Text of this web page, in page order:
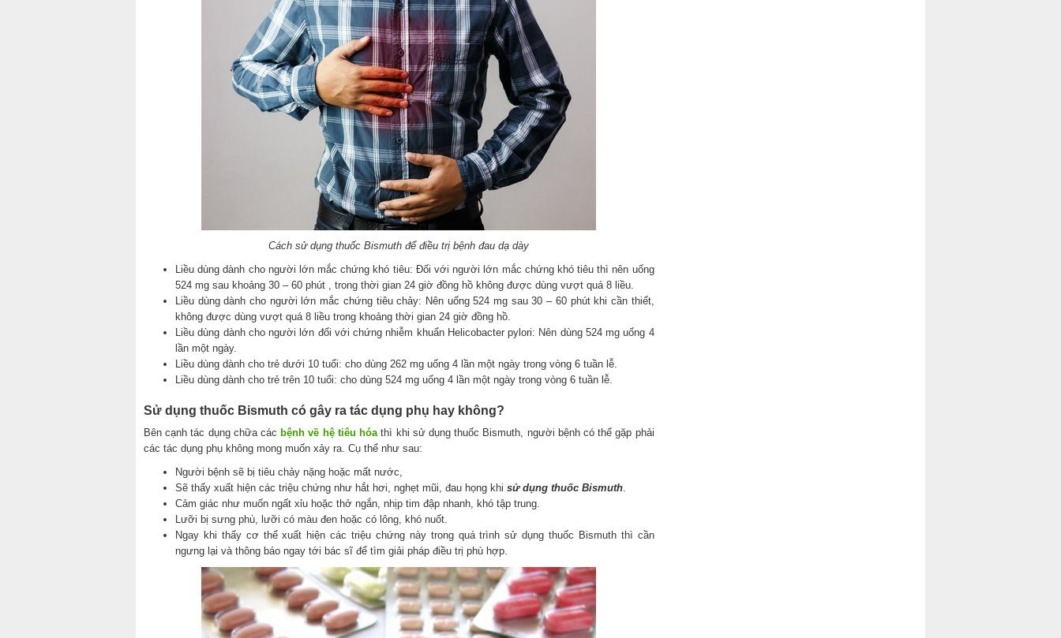
Cách sử dụng thuốc Bismuth để điều trị bệnh đau dạ dày
Liều dùng dành cho người lớn mắc chứng khó tiêu: Đối với người lớn mắc chứng khó tiêu thì nên uống
524 mg sau khoảng 30 – 60 phút , trong thời gian 24 giờ đồng hồ không được dùng vượt quá 8 liều.
Liều dùng dành cho người lớn mắc chứng tiêu chảy: Nên uống 524 mg sau 30 – 60 phút khi cần thiết,
không được dùng vượt quá 8 liều trong khoảng thời gian 24 giờ đồng hồ.
Liều dùng dành cho người lớn đối với chứng nhiễm khuẩn Helicobacter pylori: Nên dùng 524 mg uống 4
lần một ngày.
Liều dùng dành cho trẻ dưới 10 tuổi: cho dùng 262 mg uống 4 lần một ngày trong vòng 6 tuần lễ.
Liều dùng dành cho trẻ trên 10 tuổi: cho dùng 524 mg uống 4 lần một ngày trong vòng 6 tuần lễ.
Sử dụng thuốc Bismuth có gây ra tác dụng phụ hay không?
Bên cạnh tác dụng chữa cácbệnh về hệ tiêu hóa thì khi sử dụng thuốc Bismuth, người bệnh có thể gặp phải
các tác dụng phụ không mong muốn xảy ra. Cụ thể như sau:
Người bệnh sẽ bị tiêu chảy nặng hoặc mất nước,
Sẽ thấy xuất hiện các triệu chứng như hắt hơi, nghẹt mũi, đau họng khi sử dụng thuốc Bismuth
Cảm giác như muốn ngất xỉu hoặc thở ngắn, nhịp tim đập nhanh, khó tập trung.
Lưỡi bị sưng phù, lưỡi có màu đen hoặc có lông, khó nuốt.
Ngay khi thấy cơ thể xuất hiện các triệu chứng này trong quá trình sử dụng thuốc Bismuth thì cần
ngưng lại và thông báo ngay tới bác sĩ để tìm giải pháp điều trị phù hợp.